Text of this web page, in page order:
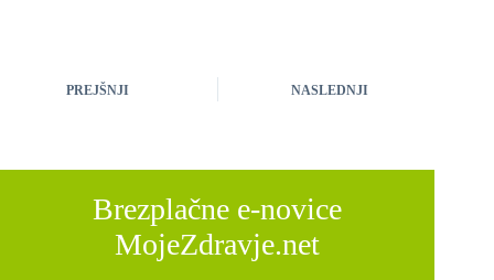
PREJŠNJI NASLEDNJI
Brezplačne e-novice
MojeZdravje.net